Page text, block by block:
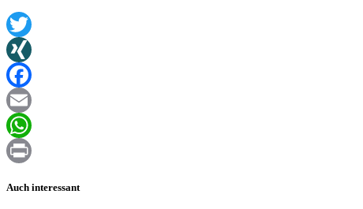
Twitter
XING
Facebook
Email
WhatsApp
Auch interessant